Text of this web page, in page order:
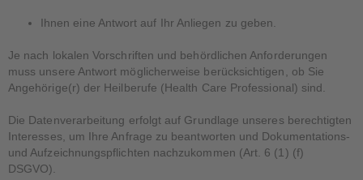
Ihnen eine Antwort auf Ihr Anliegen zu geben.
Je nach lokalen Vorschriften und behördlichen Anforderungen
muss unsere Antwort möglicherweise berücksichtigen, ob Sie
Angehörige(r) der Heilberufe (Health Care Professional) sind.
Die Datenverarbeitung erfolgt auf Grundlage unseres berechtigten
Interesses, um Ihre Anfrage zu beantworten und Dokumentations-
und Aufzeichnungspflichten nachzukommen (Art. 6 (1) (f)
DSGVO).